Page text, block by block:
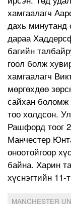
хамгаалагч
дахь минутанд
дараа
багийн
гоол болж
хамгаалагч
мөргөхдөө
сайхан боломж
тоо холдсон.
Рашфорд тоог
Манчестер
оноотойгоор
байна. Харин
хүснэгтийн
MANCHESTER